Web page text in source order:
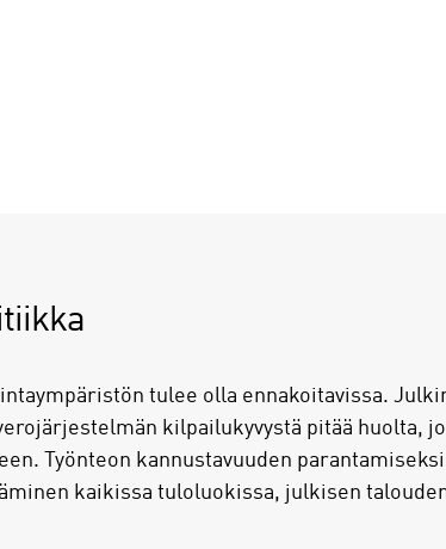
tulee olla ennakoitavissa.
kilpailukyvystä pitää huolta,
Työnteon kannustavuuden
kaikissa tuloluokissa, julkisen